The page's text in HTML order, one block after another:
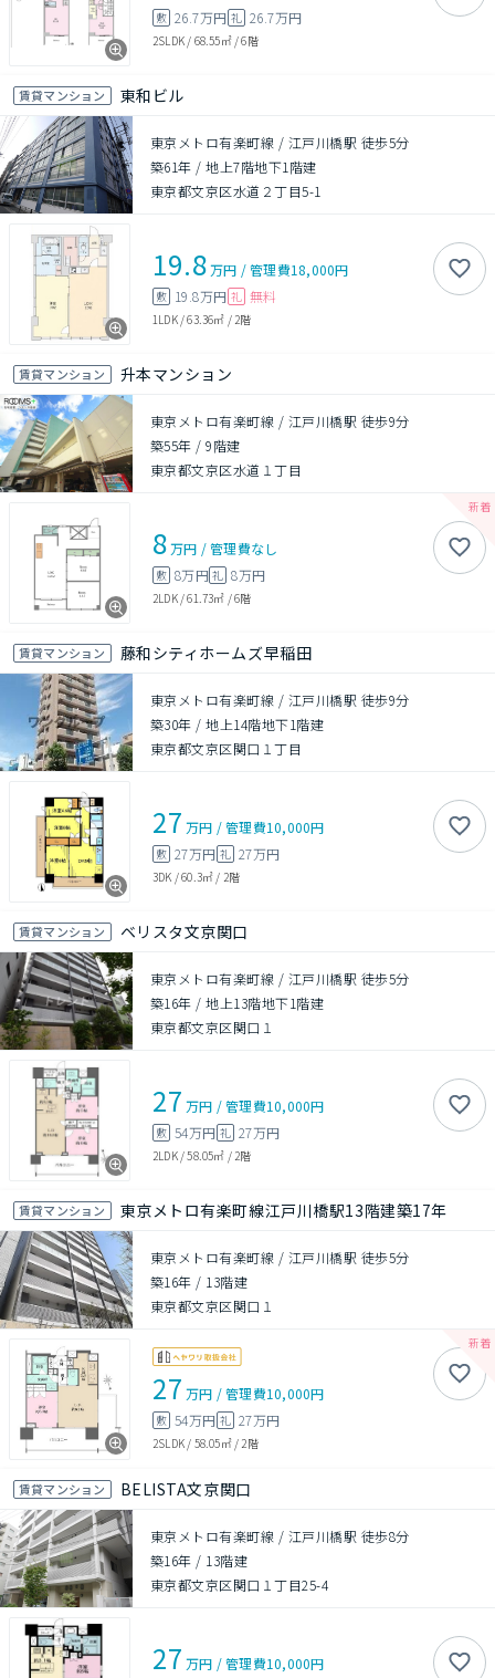
敷 26.7万円 礼 26.7万円
2SLDK / 68.55㎡/6階
賃貸マンション 東和ビル
東京メトロ有楽町線 / 江戸川橋駅 徒歩5分
築61年 /地上7階地下1階建
東京都文京区水道２丁目5-1
19.8万円 /管理費18,000円
敷 19.8万円 礼 無料
1LDK/63.36㎡ / 2階
賃貸マンション 升本マンション
東京メトロ有楽町線 / 江戸川橋駅 徒歩9分
築55年 /9階建
東京都文京区水道１丁目
8万円 /管理費なし
敷 8万円礼 8万円
2LDK/61.73㎡ /6階
賃貸マンション 藤和シティホームズ早稲田
東京メトロ有楽町線 / 江戸川橋駅 徒歩9分
築30年 /地上14階地下1階建
東京都文京区関口１丁目
27 万円 /管理費10,000円
敷 27万円 礼 27万円
3DK /60.3㎡ / 2階
賃貸マンション ベリスタ文京関口
東京メトロ有楽町線 / 江戸川橋駅 徒歩5分
築16年 /地上13階地下1階建
東京都文京区関口１
27 万円 /管理費10,000円
敷 54万円 礼 27万円
2LDK/58.05㎡ / 2階
賃貸マンション 東京メトロ有楽町線江戸川橋駅13階建築17年
東京メトロ有楽町線 / 江戸川橋駅 徒歩5分
築16年 / 13階建
東京都文京区関口１
27 万円 /管理費10,000円
敷 54万円 礼 27万円
2SLDK / 58.05㎡/2階
賃貸マンション BELISTA文京関口
東京メトロ有楽町線 / 江戸川橋駅 徒歩8分
築16年 / 13階建
東京都文京区関口１丁目25-4
27 万円 /管理費10,000円